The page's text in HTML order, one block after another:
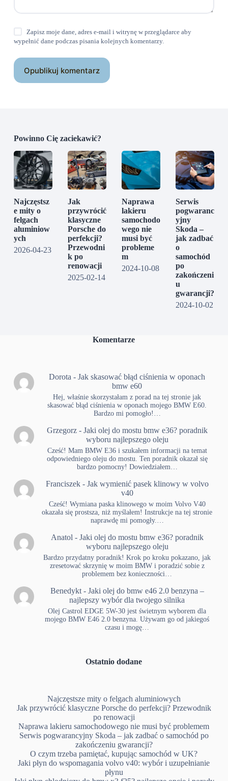
Zapisz moje dane, adres e-mail i witrynę w przeglądarce aby
wypełnić dane podczas pisania kolejnych komentarzy.
Opublikuj komentarz
Powinno Cię zaciekawić?
Najczęstsz
e mity o
felgach
aluminiow
ych
2026-04-23
Jak
przywrócić
klasyczne
Porsche do
perfekcji?
Przewodni
k po
renowacji
2025-02-14
Naprawa
lakieru
samochodo
wego nie
musi być
probleme
m
2024-10-08
Serwis
pogwaranc
yjny
Skoda –
jak zadbać
o
samochód
po
zakończeni
u
gwarancji?
2024-10-02
Komentarze
Dorota -Jak skasować błąd ciśnienia w oponach
bmw e60
Hej, właśnie skorzystałam z porad na tej stronie jak
skasować błąd ciśnienia w oponach mojego BMW E60.
Bardzo mi pomogło!…
Grzegorz- Jaki olej do mostu bmw e36? poradnik
wyboru najlepszego oleju
Cześć! Mam BMW E36 i szukałem informacji na temat
odpowiedniego oleju do mostu. Ten poradnik okazał się
bardzo pomocny! Dowiedziałem…
Franciszek- Jak wymienić pasek klinowy w volvo
v40
Cześć! Wymiana paska klinowego w moim Volvo V40
okazała się prostsza, niż myślałem! Instrukcje na tej stronie
naprawdę mi pomogły.…
Anatol - Jaki olej do mostu bmw e36? poradnik
wyboru najlepszego oleju
Bardzo przydatny poradnik! Krok po kroku pokazano, jak
zresetować skrzynię w moim BMW i poradzić sobie z
problemem bez konieczności…
Benedykt- Jaki olej do bmw e46 2.0 benzyna –
najlepszy wybór dla twojego silnika
Olej Castrol EDGE 5W-30 jest świetnym wyborem dla
mojego BMW E46 2.0 benzyna. Używam go od jakiegoś
czasu i mogę…
Ostatnio dodane
Najczęstsze mity o felgach aluminiowych
Jak przywrócić klasyczne Porsche do perfekcji? Przewodnik
po renowacji
Naprawa lakieru samochodowego nie musi być problemem
Serwis pogwarancyjny Skoda – jak zadbać o samochód po
zakończeniu gwarancji?
O czym trzeba pamiętać, kupując samochód w UK?
Jaki płyn do wspomagania volvo v40: wybór i uzupełnianie
płynu